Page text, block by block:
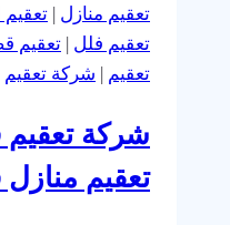
تعقيم منازل
تعقيم فلل
تعقيم
تعقيم
شركة تعقيم
شركة
تعقيم منازل